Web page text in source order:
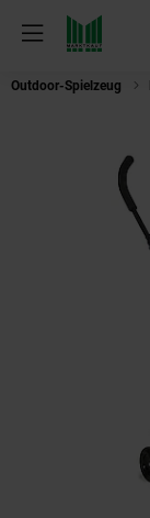
Menü
Outdoor-Spielzeug